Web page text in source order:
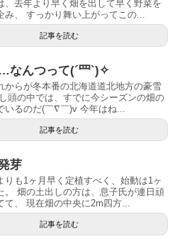
、去年より早く畑を出して早く野菜を
み、 すっかり舞い上がってこの...
記事を読む
なんつって(´罒`)✧
からが冬本番の北海道道北地方の豪雪
頭の中では、すでに今シーズンの畑の
いるのだ(￣∇￣)v 今年はね...
記事を読む
芽
りも1ヶ月早く定植すべく、始動は1ヶ
。 畑の土出しの方は、息子氏が連日頑
て、 現在畑の中央に2m四方...
記事を読む